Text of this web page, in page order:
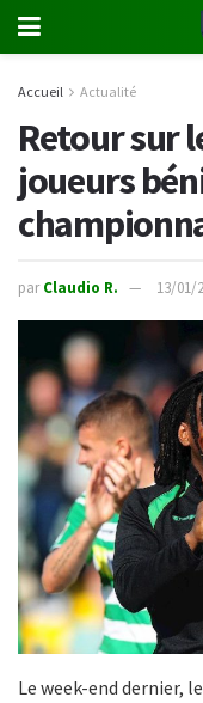
Accueil Actualité
Retour sur
joueurs
par Claudio R. 13/01/
Le week-end dernier,